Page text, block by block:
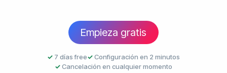
Empieza gratis
✓ 7 días free✓Configuración en 2 minutos
✓Cancelación en cualquier momento